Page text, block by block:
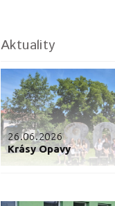
Aktuality
26.06.2026
Krásy Opavy